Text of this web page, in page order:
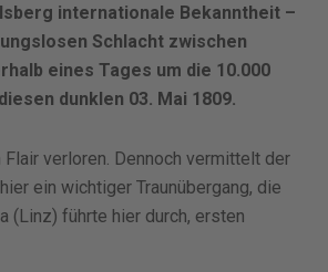
internationale Bekanntheit –
Schlacht zwischen
eines Tages um die 10.000
dunklen 03. Mai 1809.
verloren. Dennoch vermittelt der
ein wichtiger Traunübergang, die
(Linz) führte hier durch, ersten